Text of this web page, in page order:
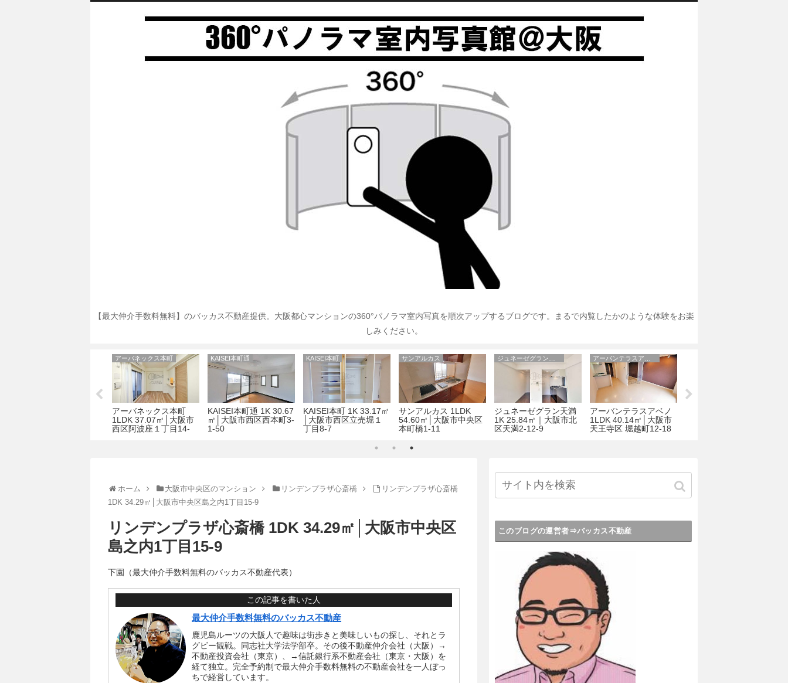
【最大仲介手数料無料】のバッカス不動産提供。大阪都心マンションの360°パノラマ室内写真を順次アップするブログです。まるで内覧したかのような体験をお楽
しみください。
アーバネックス本町
アーバネックス本町
1LDK 37.07㎡│大阪市
西区阿波座１丁目14-
KAISEI本町通
KAISEI本町通 1K 30.67
㎡│大阪市西区西本町3-
1-50
KAISEI本町
KAISEI本町 1K 33.17㎡
│大阪市西区立売堀１
丁目8-7
サンアルカス
サンアルカス 1LDK
54.60㎡│大阪市中央区
本町橋1-11
ジュネーゼグラン天満
1K 25.84㎡｜大阪市北
区天満2-12-9
アーバンテラスアベノ
1LDK 40.14㎡│大阪市
天王寺区 堀越町12-18
ホーム 大阪市中央区のマンション リンデンプラザ心斎橋
リンデンプラザ心斎橋
1DK 34.29㎡│大阪市中央区島之内1丁目15-9
リンデンプラザ心斎橋 1DK 34.29㎡│大阪市中央区
島之内1丁目15-9
下園（最大仲介手数料無料のバッカス不動産代表）
この記事を書いた人
最大仲介手数料無料のバッカス不動産
鹿児島ルーツの大阪人で趣味は街歩きと美味しいもの探し、それとラ
グビー観戦。同志社大学法学部卒。その後不動産仲介会社（大阪）→
不動産投資会社（東京）、→信託銀行系不動産会社（東京・大阪）を
経て独立。完全予約制で最大仲介手数料無料の不動産会社を一人ぼっ
ちで経営しています。
このブログの運営者⇒バッカス不動産